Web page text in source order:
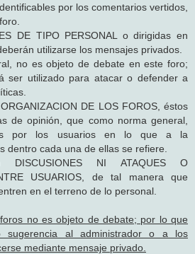
por los comentarios vertidos,
DE TIPO PERSONAL o dirigidas en
utilizarse los mensajes privados.
no es objeto de debate en este foro;
ser utilizado para atacar o defender a
DE LOS FOROS, éstos
de opinión, que como norma general,
por los usuarios en lo que a la
dentro cada una de ellas se refiere.
NI ATAQUES O
USUARIOS, de tal manera que
en el terreno de lo personal.
no es objeto de debate; por lo que
sugerencia al administrador o a los
mediante mensaje privado.